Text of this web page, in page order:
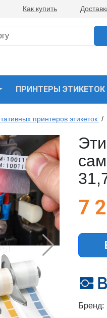
Как купить
ПРИНТЕРЫ ЭТИКЕТОК
принтеров этикеток /
7
Бренд: